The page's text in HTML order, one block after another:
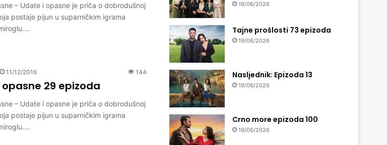
– Udate i opasne je priča o dobrodušnoj
postaje pijun u suparničkim igrama
11/12/2016 144
29 epizoda
– Udate i opasne je priča o dobrodušnoj
postaje pijun u suparničkim igrama
19/06/2026
Tajne prošlosti 73 epizoda
19/06/2026
Nasljednik: Epizoda 13
19/06/2026
Crno more epizoda 100
19/06/2026